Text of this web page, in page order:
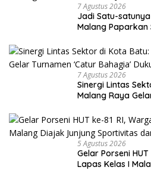
7 Agustus 2026
Jadi Satu-
Malang Paparkan
7 Agustus 2026
Sinergi Lintas
Malang Raya
5 Agustus 2026
Gelar Porseni
Lapas Kelas I